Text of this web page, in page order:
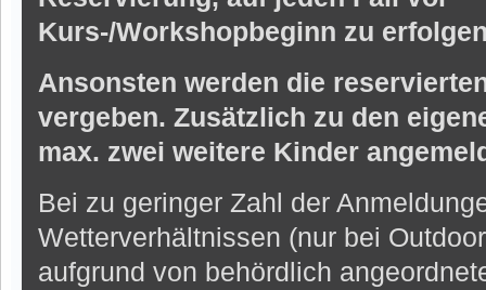
Kurs-/Workshopbeginn zu
Ansonsten werden die
vergeben. Zusätzlich zu den
max. zwei weitere Kinder
Bei zu geringer Zahl der
Wetterverhältnissen (nur bei
aufgrund von behördlich